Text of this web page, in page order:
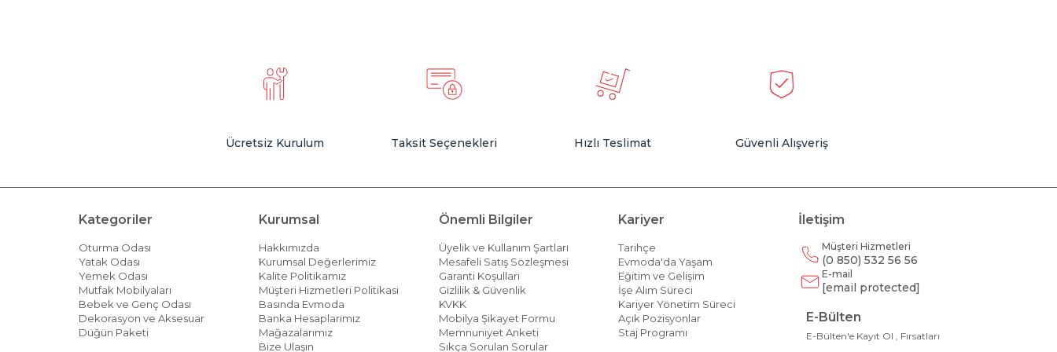
Ücretsiz Kurulum Taksit Seçenekleri Hızlı Teslimat Güvenli Alışveriş
Kategoriler
Oturma Odası
Yatak Odası
Yemek Odası
Mutfak Mobilyaları
Bebek ve Genç Odası
Dekorasyon ve Aksesuar
Düğün Paketi
Kurumsal
Hakkımızda
Kurumsal Değerlerimiz
Kalite Politikamız
Müşteri Hizmetleri Politikası
Basında Evmoda
Banka Hesaplarımız
Mağazalarımız
Bize Ulaşın
Önemli Bilgiler
Üyelik ve Kullanım Şartları
Mesafeli Satış Sözleşmesi
Garanti Koşulları
Gizlilik & Güvenlik
KVKK
Mobilya Şikayet Formu
Memnuniyet Anketi
Sıkça Sorulan Sorular
Kariyer
Tarihçe
Evmoda'da Yaşam
Eğitim ve Gelişim
İşe Alım Süreci
Kariyer Yönetim Süreci
Açık Pozisyonlar
Staj Programı
İletişim
Müşteri Hizmetleri
(0 850) 532 56 56
E-mail
[email protected]
E-Bülten
E-Bülten'e Kayıt Ol , Fırsatları